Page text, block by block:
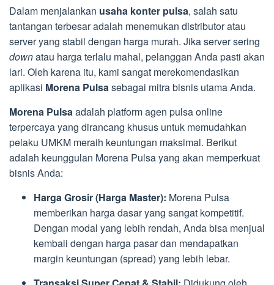
Dalam menjalankan usaha konter pulsa, salah satu
tantangan terbesar adalah menemukan distributor atau
server yang stabil dengan harga murah. Jika server sering
downatau harga terlalu mahal, pelanggan Anda pasti akan
lari. Oleh karena itu, kami sangat merekomendasikan
aplikasi Morena Pulsasebagai mitra bisnis utama Anda.
Morena Pulsaadalah platform agen pulsa online
terpercaya yang dirancang khusus untuk memudahkan
pelaku UMKM meraih keuntungan maksimal. Berikut
adalah keunggulan Morena Pulsa yang akan memperkuat
bisnis Anda:
Harga Grosir (Harga Master): Morena Pulsa
memberikan harga dasar yang sangat kompetitif.
Dengan modal yang lebih rendah, Anda bisa menjual
kembali dengan harga pasar dan mendapatkan
margin keuntungan (spread) yang lebih lebar.